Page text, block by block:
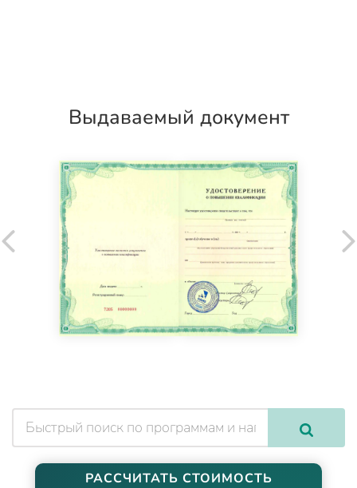
Выдаваемый документ
РАССЧИТАТЬ СТОИМОСТЬ